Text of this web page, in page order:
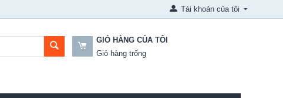
Tài khoản của tôi
GIỎ HÀNG CỦA TÔI
Giỏ hàng trống